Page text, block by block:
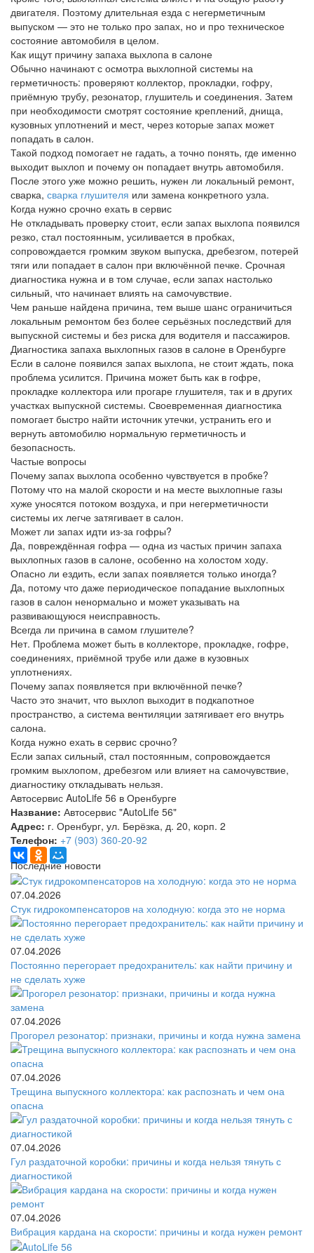
двигателя. Поэтому длительная езда с негерметичным
выпуском — это не только про запах, но и про техническое
состояние автомобиля в целом.
Как ищут причину запаха выхлопа в салоне
Обычно начинают с осмотра выхлопной системы на
герметичность: проверяют коллектор, прокладки, гофру,
приёмную трубу, резонатор, глушитель и соединения. Затем
при необходимости смотрят состояние креплений, днища,
кузовных уплотнений и мест, через которые запах может
попадать в салон.
Такой подход помогает не гадать, а точно понять, где именно
выходит выхлоп и почему он попадает внутрь автомобиля.
После этого уже можно решить, нужен ли локальный ремонт,
сварка, сварка глушителя или замена конкретного узла.
Когда нужно срочно ехать в сервис
Не откладывать проверку стоит, если запах выхлопа появился
резко, стал постоянным, усиливается в пробках,
сопровождается громким звуком выпуска, дребезгом, потерей
тяги или попадает в салон при включённой печке. Срочная
диагностика нужна и в том случае, если запах настолько
сильный, что начинает влиять на самочувствие.
Чем раньше найдена причина, тем выше шанс ограничиться
локальным ремонтом без более серьёзных последствий для
выпускной системы и без риска для водителя и пассажиров.
Диагностика запаха выхлопных газов в салоне в Оренбурге
Если в салоне появился запах выхлопа, не стоит ждать, пока
проблема усилится. Причина может быть как в гофре,
прокладке коллектора или прогаре глушителя, так и в других
участках выпускной системы. Своевременная диагностика
помогает быстро найти источник утечки, устранить его и
вернуть автомобилю нормальную герметичность и
безопасность.
Частые вопросы
Почему запах выхлопа особенно чувствуется в пробке?
Потому что на малой скорости и на месте выхлопные газы
хуже уносятся потоком воздуха, и при негерметичности
системы их легче затягивает в салон.
Может ли запах идти из-за гофры?
Да, повреждённая гофра — одна из частых причин запаха
выхлопных газов в салоне, особенно на холостом ходу.
Опасно ли ездить, если запах появляется только иногда?
Да, потому что даже периодическое попадание выхлопных
газов в салон ненормально и может указывать на
развивающуюся неисправность.
Всегда ли причина в самом глушителе?
Нет. Проблема может быть в коллекторе, прокладке, гофре,
соединениях, приёмной трубе или даже в кузовных
уплотнениях.
Почему запах появляется при включённой печке?
Часто это значит, что выхлоп выходит в подкапотное
пространство, а система вентиляции затягивает его внутрь
салона.
Когда нужно ехать в сервис срочно?
Если запах сильный, стал постоянным, сопровождается
громким выхлопом, дребезгом или влияет на самочувствие,
диагностику откладывать нельзя.
Автосервис AutoLife 56 в Оренбурге
Название: Автосервис "AutoLife 56"
Адрес: г. Оренбург, ул. Берёзка, д. 20, корп. 2
Телефон: +7 (903) 360-20-92
Последние новости
07.04.2026
Стук гидрокомпенсаторов на холодную: когда это не норма
07.04.2026
Постоянно перегорает предохранитель: как найти причину и
не сделать хуже
07.04.2026
Прогорел резонатор: признаки, причины и когда нужна замена
07.04.2026
Трещина выпускного коллектора: как распознать и чем она
опасна
07.04.2026
Гул раздаточной коробки: причины и когда нельзя тянуть с
диагностикой
07.04.2026
Вибрация кардана на скорости: причины и когда нужен ремонт